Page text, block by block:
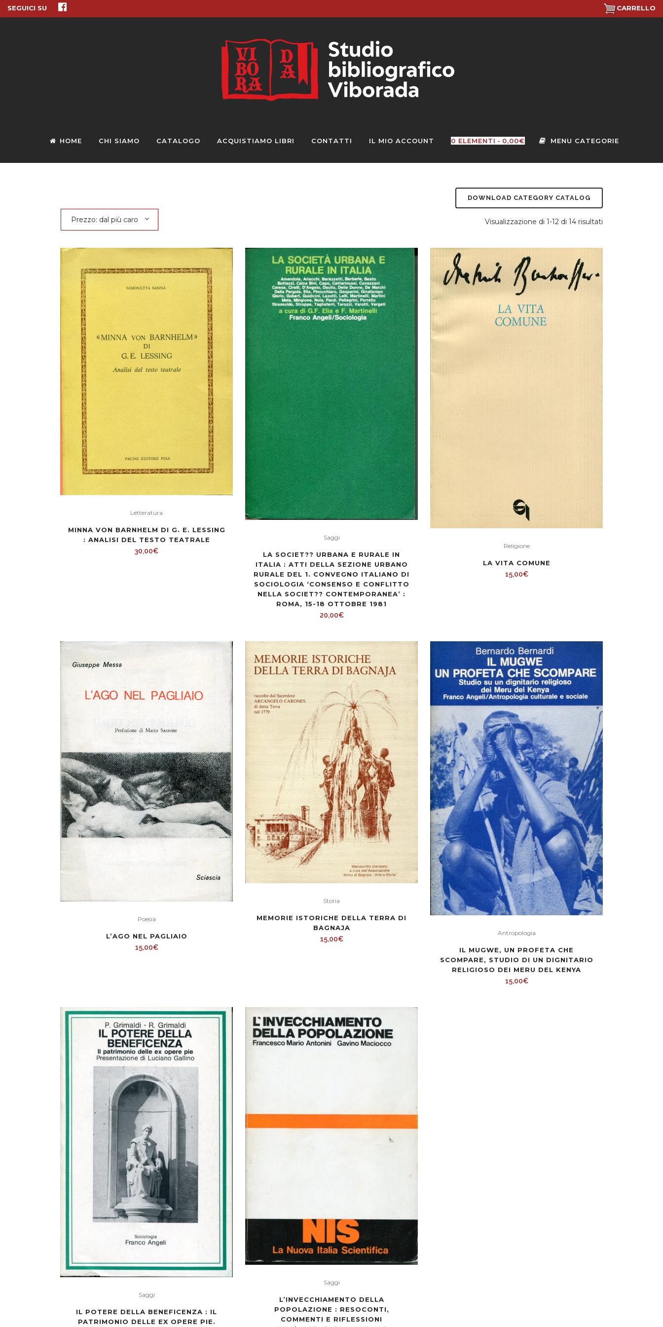
SEGUICI SU CARRELLO
HOME CHI SIAMO CATALOGO ACQUISTIAMO LIBRI CONTATTI IL MIO ACCOUNT 0 ELEMENTI 0,00€
DOWNLOAD CATEGORY CATALOG
Visualizzazione di 1-12 di 14 risultati
dal
Prezzo: dal più caro
Letteratura
MINNA VON BARNHELM DI G. E. LESSING
: ANALISI DEL TESTO TEATRALE
30,00€
Saggi
LA SOCIET?? URBANA E RURALE IN
ITALIA : ATTI DELLA SEZIONE URBANO
RURALE DEL 1. CONVEGNO ITALIANO DI
SOCIOLOGIA ‘CONSENSO E CONFLITTO
NELLA SOCIET?? CONTEMPORANEA’ :
ROMA, 15-18 OTTOBRE 1981
20,00€
Religione
LA VITA COMUNE
15,00€
Poesia
L’AGO NEL PAGLIAIO
15,00€
Storia
MEMORIE ISTORICHE DELLA TERRA DI
BAGNAJA
15,00€
Antropologia
IL MUGWE, UN PROFETA CHE
SCOMPARE, STUDIO DI UN DIGNITARIO
RELIGIOSO DEI MERU DEL KENYA
15,00€
Saggi
IL POTERE DELLA BENEFICENZA : IL
PATRIMONIO DELLE EX OPERE PIE.
Saggi
L’INVECCHIAMENTO DELLA
POPOLAZIONE : RESOCONTI,
COMMENTI E RIFLESSIONI